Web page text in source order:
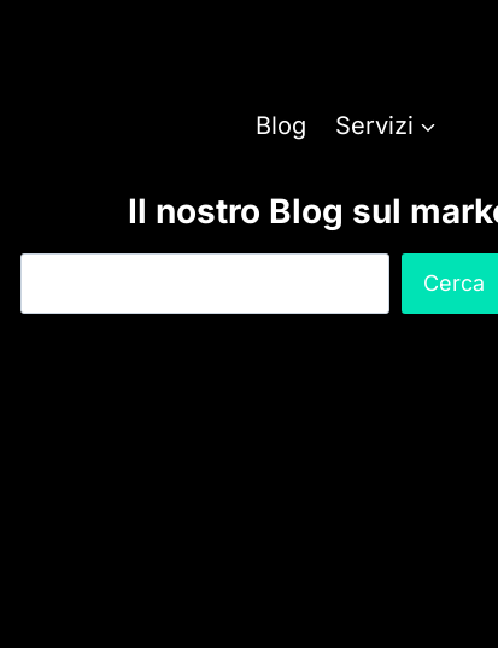
Blog
Servizi
Il nostro Blog sul
e
Cerca